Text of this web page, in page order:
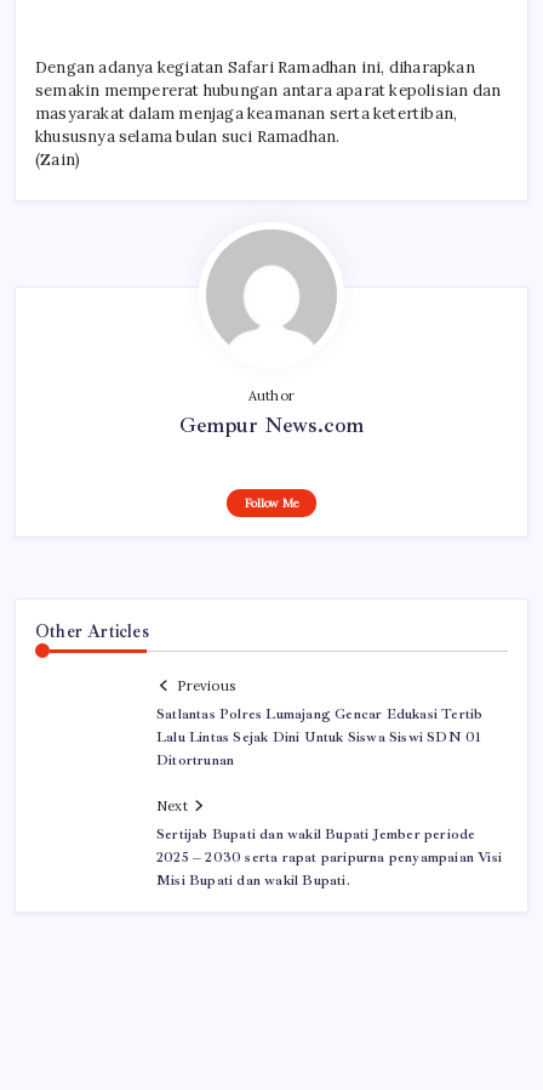
Dengan adanya kegiatan Safari Ramadhan ini, diharapkan
semakin mempererat hubungan antara aparat kepolisian dan
masyarakat dalam menjaga keamanan serta ketertiban,
khususnya selama bulan suci Ramadhan.
(Zain)
Author
Gempur News.com
Follow Me
Other Articles
Previous
Satlantas Polres Lumajang Gencar Edukasi Tertib
Lalu Lintas Sejak Dini Untuk Siswa Siswi SDN 01
Ditortrunan
Next
Sertijab Bupati dan wakil Bupati Jember periode
2025 – 2030 serta rapat paripurna penyampaian Visi
Misi Bupati dan wakil Bupati.